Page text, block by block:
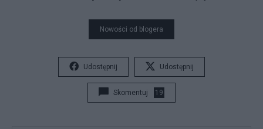
Nowości od blogera
Udostępnij Udostępnij
Skomentuj 19